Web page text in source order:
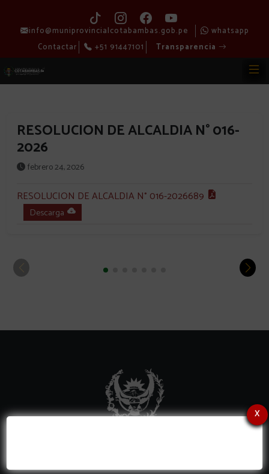
info@muniprovincialcotabambas.gob.pe
whatsapp
Contactar
+51 91447101 Transparencia
RESOLUCION DE ALCALDIA N° 016-
2026
febrero 24, 2026
RESOLUCION DE ALCALDIA N° 016-2026689
Descarga
x